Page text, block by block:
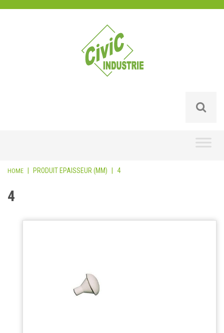
HOME PRODUIT EPAISSEUR (MM) 4
4